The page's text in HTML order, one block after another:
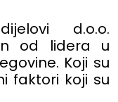
d.o.o.
od lidera u
Koji su
faktori koji su